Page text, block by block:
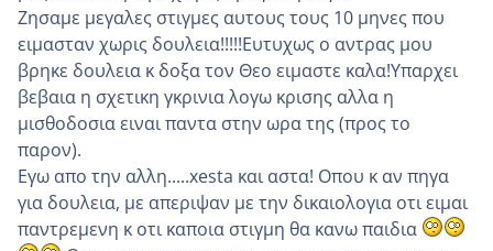
Ζησαμε μεγαλες στιγμες αυτους τους 10 μηνες που
ειμασταν χωρις δουλεια!!!!!Ευτυχως ο αντρας μου
βρηκε δουλεια κ δοξα τον Θεο ειμαστε καλα!Υπαρχει
βεβαια η σχετικη γκρινια λογω κρισης αλλα η
μισθοδοσια ειναι παντα στην ωρα της (προς το
παρον).
Εγω απο την αλλη.....xesta και αστα! Οπου κ αν πηγα
για δουλεια, με απεριψαν με την δικαιολογια οτι ειμαι
παντρεμενη κ οτι καποια στιγμη θα κανω παιδια